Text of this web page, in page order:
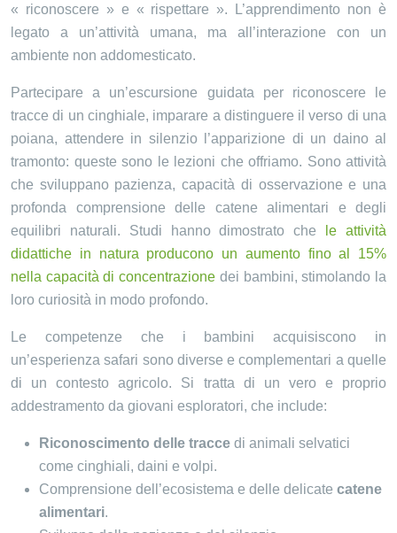
« riconoscere » e « rispettare ». L’apprendimento non è
legato a un’attività umana, ma all’interazione con un
ambiente non addomesticato.
Partecipare a un’escursione guidata per riconoscere le
tracce di un cinghiale, imparare a distinguere il verso di una
poiana, attendere in silenzio l’apparizione di un daino al
tramonto: queste sono le lezioni che offriamo. Sono attività
che sviluppano pazienza, capacità di osservazione e una
profonda comprensione delle catene alimentari e degli
equilibri naturali. Studi hanno dimostrato che
le attività
didattiche in natura producono un aumento fino al 15%
nella capacità di concentrazione dei bambini, stimolando la
loro curiosità in modo profondo.
Le competenze che i bambini acquisiscono in
un’esperienza safari sono diverse e complementari a quelle
di un contesto agricolo. Si tratta di un vero e proprio
addestramento da giovani esploratori, che include:
Riconoscimento delle tracce di animali selvatici
come cinghiali, daini e volpi.
Comprensione dell’ecosistema e delle delicate catene
alimentari.